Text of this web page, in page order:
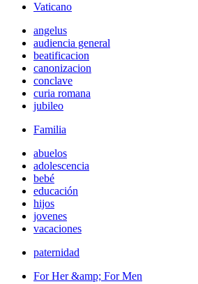
Vaticano
angelus
audiencia general
beatificacion
canonizacion
conclave
curia romana
jubileo
Familia
abuelos
adolescencia
bebé
educación
hijos
jovenes
vacaciones
paternidad
For Her &amp; For Men